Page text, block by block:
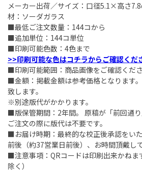
メーカー出荷／サイズ：口径5.1×高さ
材：ソーダガラス
■最低ご注文数量：144コから
■追加単位：144コ単位
■印刷可能色数：4色まで
>>印刷可能な色はコチラからご確認くだ
■印刷可能範囲：商品画像をご確認くださ
■金額：掲載金額は参考価格となります
致します。
※別途版代がかかります。
■版保管期間：2年間。 原稿が「前回通
ご注文の際に版代は不要です。
■お届け時期：最終的な校正後承認をい
前後（約37営業日前後）、お時間頂戴し
■注意事項：QRコードは印刷出来かねま
除く）